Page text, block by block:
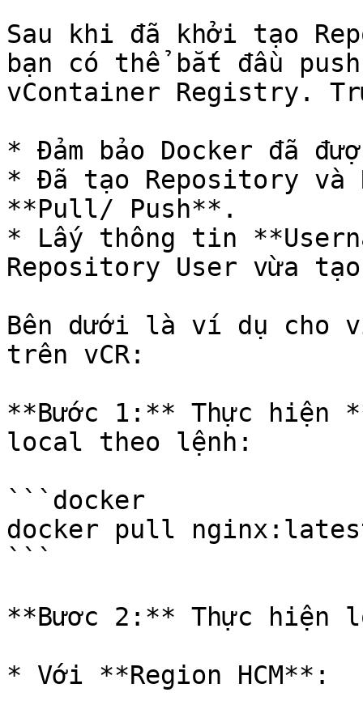
Sau khi đã khởi tạo
bạn có thể bắt đầu
vContainer Registry.
* Đảm bảo Docker đã
* Đã tạo Repository và
**Pull/ Push**.
* Lấy thông tin
Repository User vừa
Bên dưới là ví dụ cho
trên vCR:
**Bước 1:** Thực hiện
local theo lệnh:
```docker
docker pull
```
**Bươc 2:** Thực hiện
* Với **Region HCM**: